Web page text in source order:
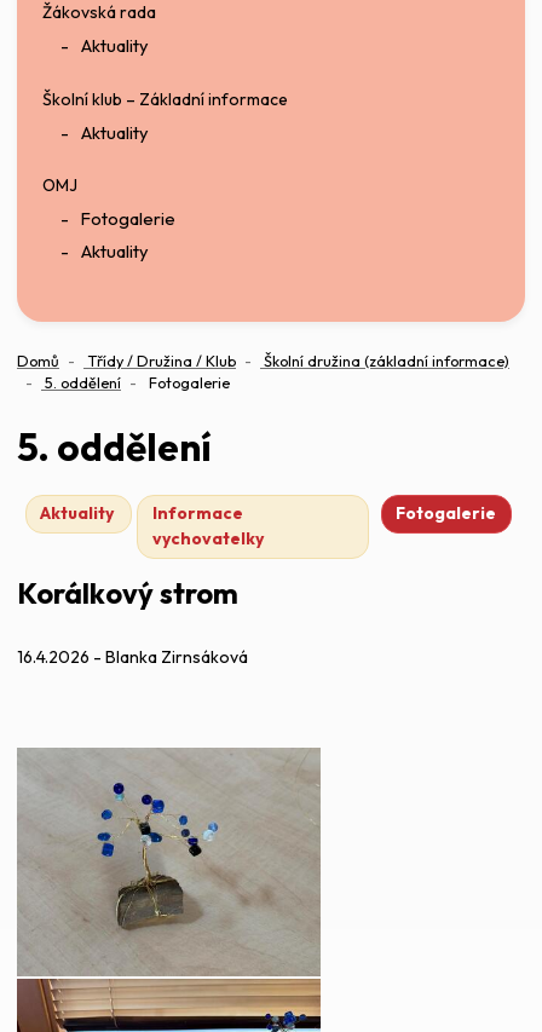
Žákovská rada
Aktuality
Školní klub – Základní informace
Aktuality
OMJ
Fotogalerie
Aktuality
Domů Třídy / Družina / Klub
Školní družina (základní informace)
5. oddělení
Fotogalerie
5. oddělení
Aktuality
Informace
vychovatelky
Fotogalerie
Korálkový strom
16.4.2026 - Blanka Zirnsáková